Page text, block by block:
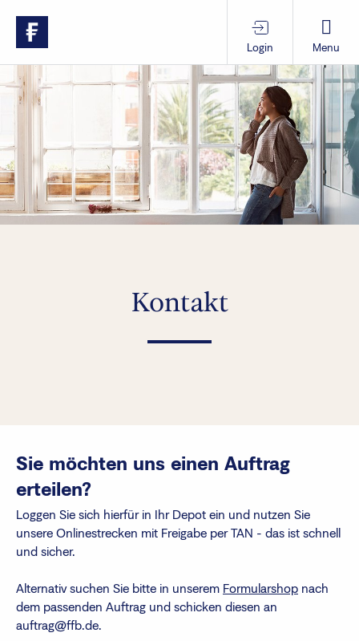
Login Menu
Produkte & Services
Themen im Fokus
Wissen
Kontakt
Kontakt
Sie möchten uns einen Auftrag
erteilen?
Loggen Sie sich hierfür in Ihr Depot ein und nutzen Sie
unsere Onlinestrecken mit Freigabe per TAN - das ist schnell
und sicher.
Alternativ suchen Sie bitte in unserem Formularshop nach
dem passenden Auftrag und schicken diesen an
auftrag@ffb.de.